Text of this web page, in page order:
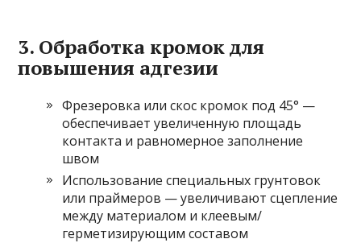
3. Обработка кромок для
повышения адгезии
Фрезеровка или скос кромок под 45° —
обеспечивает увеличенную площадь
контакта и равномерное заполнение
швом
Использование специальных грунтовок
или праймеров — увеличивают сцепление
между материалом и клеевым/
герметизирующим составом